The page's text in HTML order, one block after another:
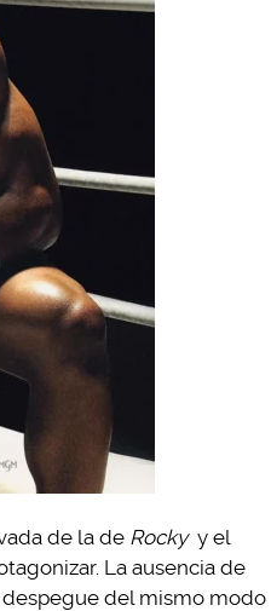
de la de Rocky y el
La ausencia de
despegue del mismo modo